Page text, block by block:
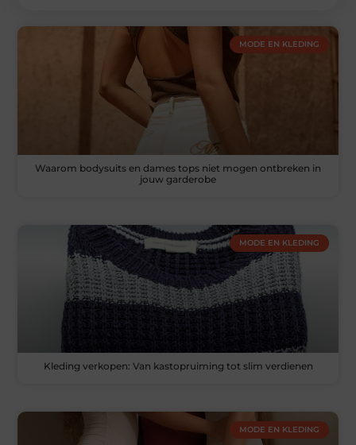
MODE EN KLEDING
Waarom bodysuits en dames tops niet mogen ontbreken in
jouw garderobe
MODE EN KLEDING
Kleding verkopen: Van kastopruiming tot slim verdienen
MODE EN KLEDING